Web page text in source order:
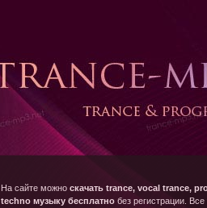
На сайте можно скачать trance, vocal trance,
techno музыку бесплатно без регистрации. Все